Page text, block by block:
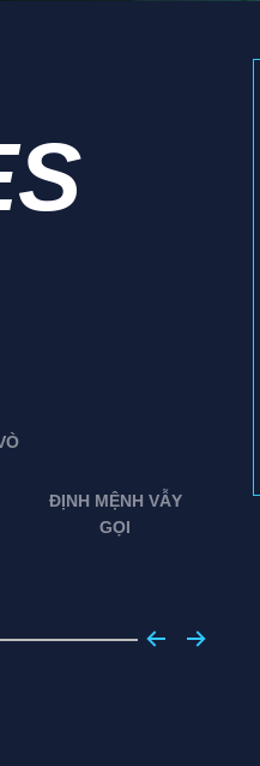
ĐỊNH MỆNH VẪY
GỌI